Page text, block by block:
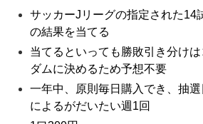
サッカーJリーグの指定された14
の結果を当てる
当てるといっても勝敗引き分け
ダムに決めるため予想不要
一年中、原則毎日購入でき、抽
によるがだいたい週1回